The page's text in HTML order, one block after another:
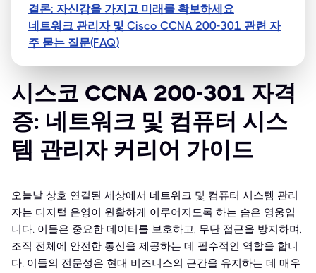
결론: 자신감을 가지고 미래를 확보하세요
네트워크 관리자 및 Cisco CCNA 200-301 관련 자
주 묻는 질문(FAQ)
시스코 CCNA 200-301 자격
증: 네트워크 및 컴퓨터 시스
템 관리자 커리어 가이드
오늘날 상호 연결된 세상에서 네트워크 및 컴퓨터 시스템 관리
자는 디지털 운영이 원활하게 이루어지도록 하는 숨은 영웅입
니다. 이들은 중요한 데이터를 보호하고, 무단 접근을 방지하며,
조직 전체에 안전한 통신을 제공하는 데 필수적인 역할을 합니
다. 이들의 전문성은 현대 비즈니스의 근간을 유지하는 데 매우